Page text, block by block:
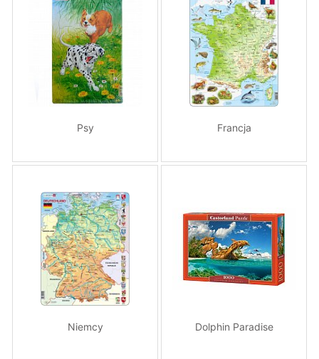
Psy Francja
Niemcy Dolphin Paradise